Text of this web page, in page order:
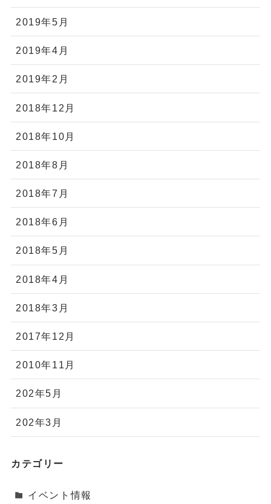
2019年5月
2019年4月
2019年2月
2018年12月
2018年10月
2018年8月
2018年7月
2018年6月
2018年5月
2018年4月
2018年3月
2017年12月
2010年11月
202年5月
202年3月
カテゴリー
イベント情報